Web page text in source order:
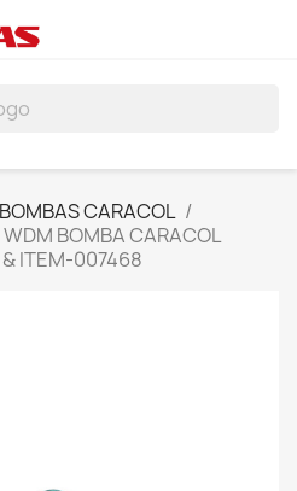
BOMBAS CARACOL
BOMBA CARACOL
& ITEM-007468